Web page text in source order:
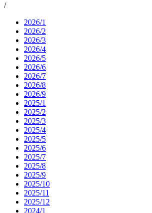
/
2026/1
2026/2
2026/3
2026/4
2026/5
2026/6
2026/7
2026/8
2026/9
2025/1
2025/2
2025/3
2025/4
2025/5
2025/6
2025/7
2025/8
2025/9
2025/10
2025/11
2025/12
2024/1